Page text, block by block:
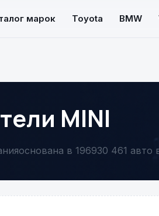
марок Toyota BMW
MINI
основана в 196930 461 авто